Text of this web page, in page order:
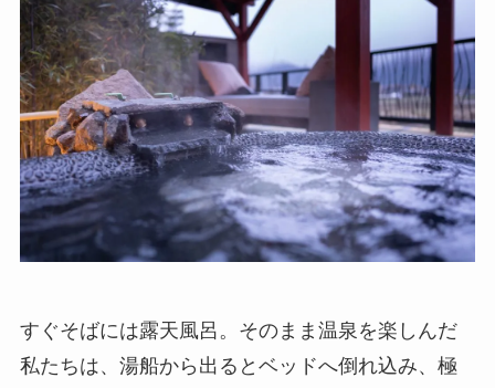
すぐそばには露天風呂。そのまま温泉を楽しんだ
私たちは、湯船から出るとベッドへ倒れ込み、極